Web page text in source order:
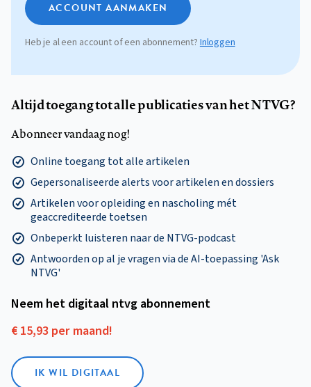
ACCOUNT AANMAKEN
Heb je al een account of een abonnement?Inloggen
Altijd toegang tot alle publicaties van het NTVG?
Abonneer vandaag nog!
Online toegang tot alle artikelen
Gepersonaliseerde alerts voor artikelen en dossiers
Artikelen voor opleiding en nascholing mét
geaccrediteerde toetsen
Onbeperkt luisteren naar de NTVG-podcast
Antwoorden op al je vragen via de AI-toepassing 'Ask
NTVG'
Neem het digitaal ntvg abonnement
€ 15,93 per maand!
IK WIL DIGITAAL